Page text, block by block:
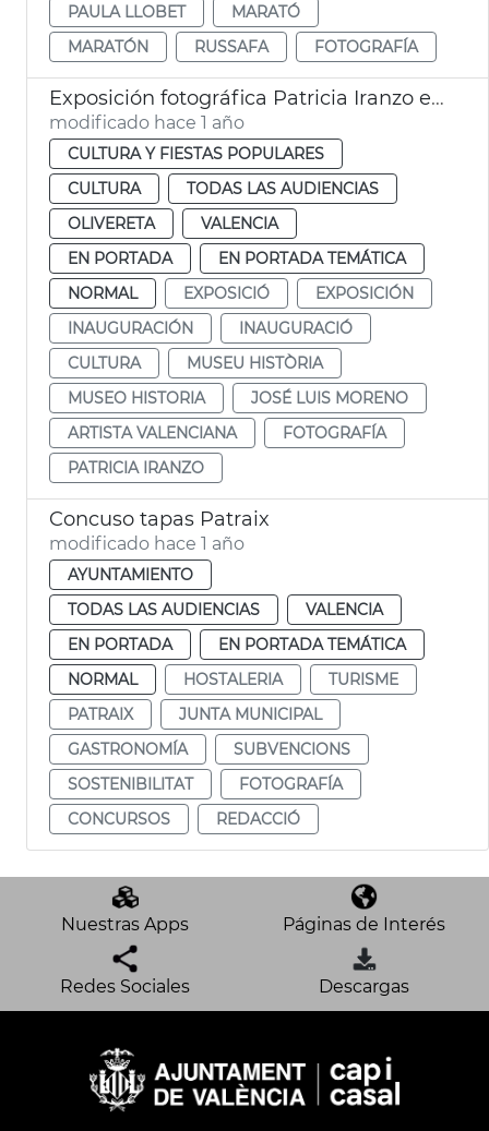
PAULA LLOBET
MARATÓ
MARATÓN
RUSSAFA FOTOGRAFÍA
Exposición fotográfica Patricia Iranzo en el Museo Historia de València
modificado hace 1 año
CULTURA Y FIESTAS POPULARES
CULTURA
TODAS LAS AUDIENCIAS
OLIVERETA
VALENCIA
EN PORTADA
EN PORTADA TEMÁTICA
NORMAL
EXPOSICIÓ
EXPOSICIÓN
INAUGURACIÓN
INAUGURACIÓ
CULTURA
MUSEU HISTÒRIA
MUSEO HISTORIA
JOSÉ LUIS MORENO
ARTISTA VALENCIANA
FOTOGRAFÍA
PATRICIA IRANZO
Concuso tapas Patraix
modificado hace 1 año
AYUNTAMIENTO
TODAS LAS AUDIENCIAS
VALENCIA
EN PORTADA
EN PORTADA TEMÁTICA
NORMAL
HOSTALERIA
TURISME
PATRAIX
JUNTA MUNICIPAL
GASTRONOMÍA
SUBVENCIONS
SOSTENIBILITAT
FOTOGRAFÍA
CONCURSOS
REDACCIÓ
Nuestras Apps Páginas de Interés
Redes Sociales Descargas